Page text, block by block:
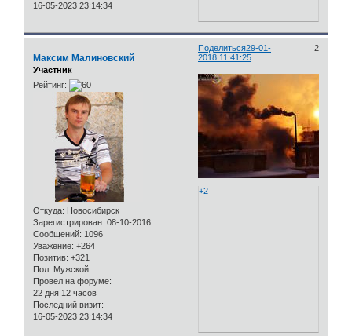
16-05-2023 23:14:34
Поделиться 2
29-01-
2018 11:41:25
Максим Малиновский
Участник
Рейтинг:
Откуда: Новосибирск
Зарегистрирован: 08-10-2016
Сообщений: 1096
Уважение: +264
Позитив: +321
Пол: Мужской
Провел на форуме:
22 дня 12 часов
Последний визит:
16-05-2023 23:14:34
+2